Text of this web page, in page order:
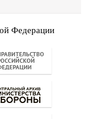
Федерации